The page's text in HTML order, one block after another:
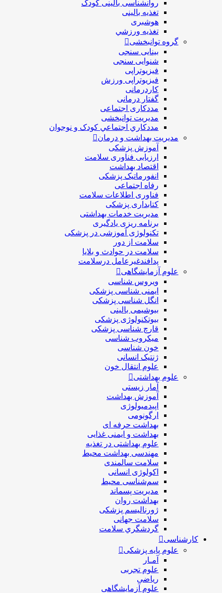
روانشناسی بالینی کودک
تغذیه بالینی
هوشبری
تغذيه ورزشي
گروه توانبخشی
بینایی سنجی
شنوایی سنجی
فیزیوتراپی
فیزیوتراپی ورزش
کاردرمانی
گفتار درمانی
مددکاری اجتماعی
مديريت توانبخشی
مددکاري اجتماعي کودک و نوجوان
مدیریت بهداشت و درمان
آموزش پزشکی
ارزیابی فناوری سلامت
اقتصاد بهداشت
انفورماتیک پزشکی
رفاه اجتماعی
فناوری اطلاعات سلامت
کتابداری پزشکی
مديريت خدمات بهداشتی
برنامه ریزی یادگیری
تکنولوژی آموزشی در پزشکی
سلامت از دور
سلامت در حوادث و بلایا
پدافندغیرعامل درسلامت
علوم آزمایشگاهی
ویروس شناسی
ایمنی شناسی پزشكی
انگل شناسی پزشکی
بیوشیمی بالینی
بیوتکنولوژی پزشکی
قارچ شناسی پزشکی
ميكروب شناسی
خون شناسی
ژنتیک انسانی
علوم انتقال خون
علوم بهداشتی
آمار زیستی
آموزش بهداشت
اپیدمیولوژی
ارگونومی
بهداشت حرفه ای
بهداشت و ایمنی غذایی
علوم بهداشتی در تغذیه
مهندسی بهداشت محيط
سلامت سالمندی
اکولوژی انسانی
سم‌شناسی محیط
مدیریت پسماند
بهداشت روان
ژورنالیسم پزشکی
سلامت جهانی
گردشگري سلامت
کارشناسی
علوم پایه پزشکی
آمـار
علوم تجربی
ریاضی
علوم آزمایشگاهی